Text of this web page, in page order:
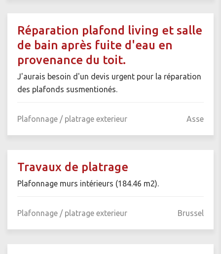
Réparation plafond living et salle
de bain après fuite d'eau en
provenance du toit.
J'aurais besoin d'un devis urgent pour la réparation
des plafonds susmentionés.
Plafonnage / platrage exterieur Asse
Travaux de platrage
Plafonnage murs intérieurs (184.46 m2).
Plafonnage / platrage exterieur Brussel